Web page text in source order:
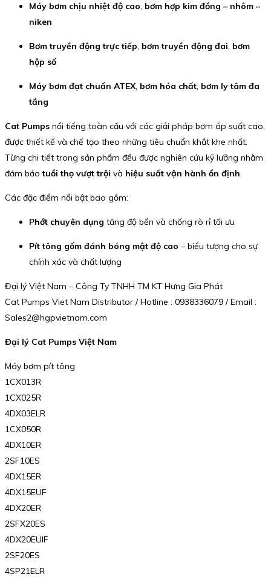
Máy bơm chịu nhiệt độ cao, bơm hợp kim đồng – nhôm –
niken
Bơm truyền động trực tiếp, bơm truyền động đai, bơm
hộp số
Máy bơm đạt chuẩn ATEX, bơm hóa chất, bơm ly tâm đa
tầng
Cat Pumps nổi tiếng toàn cầu với các giải pháp bơm áp suất cao,
được thiết kế và chế tạo theo những tiêu chuẩn khắt khe nhất.
Từng chi tiết trong sản phẩm đều được nghiên cứu kỹ lưỡng nhằm
đảm bảotuổi thọ vượt trội và hiệu suất vận hành ổn định.
Các đặc điểm nổi bật bao gồm:
Phớt chuyên dụng tăng độ bền và chống rò rỉ tối ưu
Pít tông gốm đánh bóng mật độ cao – biểu tượng cho sự
chính xác và chất lượng
Đại lý Việt Nam – Công Ty TNHH TM KT Hưng Gia Phát
Cat Pumps Viet Nam Distributor / Hotline : 0938336079 / Email :
Sales2@hgpvietnam.com
Đại lý Cat Pumps Việt Nam
Máy bơm pít tông
1CX013R
1CX025R
4DX03ELR
1CX050R
4DX10ER
2SF10ES
4DX15ER
4DX15EUF
4DX20ER
2SFX20ES
4DX20EUIF
2SF20ES
4SP21ELR